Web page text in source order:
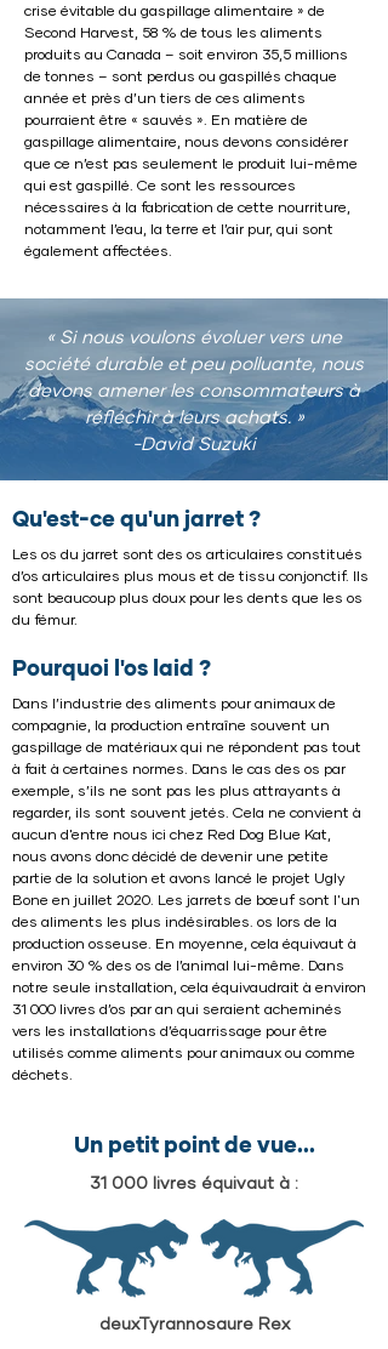
crise évitable du gaspillage alimentaire » de
Second Harvest, 58 % de tous les aliments
produits au Canada – soit environ 35,5 millions
de tonnes – sont perdus ou gaspillés chaque
année et près d’un tiers de ces aliments
pourraient être « sauvés ». En matière de
gaspillage alimentaire, nous devons considérer
que ce n’est pas seulement le produit lui-même
qui est gaspillé. Ce sont les ressources
nécessaires à la fabrication de cette nourriture,
notamment l’eau, la terre et l’air pur, qui sont
également affectées.
« Si nous voulons évoluer vers une
société durable et peu polluante, nous
devons amener les consommateurs à
réfléchir à leurs achats. »
-David Suzuki
Qu'est-ce qu'un jarret ?
Les os du jarret sont des os articulaires constitués
d’os articulaires plus mous et de tissu conjonctif. Ils
sont beaucoup plus doux pour les dents que les os
du fémur.
Pourquoi l'os laid ?
Dans l’industrie des aliments pour animaux de
compagnie, la production entraîne souvent un
gaspillage de matériaux qui ne répondent pas tout
à fait à certaines normes. Dans le cas des os par
exemple, s’ils ne sont pas les plus attrayants à
regarder, ils sont souvent jetés. Cela ne convient à
aucun d'entre nous ici chez Red Dog Blue Kat,
nous avons donc décidé de devenir une petite
partie de la solution et avons lancé le projet Ugly
Bone en juillet 2020. Les jarrets de bœuf sont l'un
des aliments les plus indésirables. os lors de la
production osseuse. En moyenne, cela équivaut à
environ 30 % des os de l’animal lui-même. Dans
notre seule installation, cela équivaudrait à environ
31 000 livres d’os par an qui seraient acheminés
vers les installations d’équarrissage pour être
utilisés comme aliments pour animaux ou comme
déchets.
Un petit point de vue...
31 000 livres équivaut à :
deuxTyrannosaure Rex